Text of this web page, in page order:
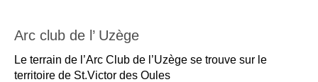
Arc club de l’ Uzège
Le terrain de l’Arc Club de l’Uzège se trouve sur le
territoire de St.Victor des Oules